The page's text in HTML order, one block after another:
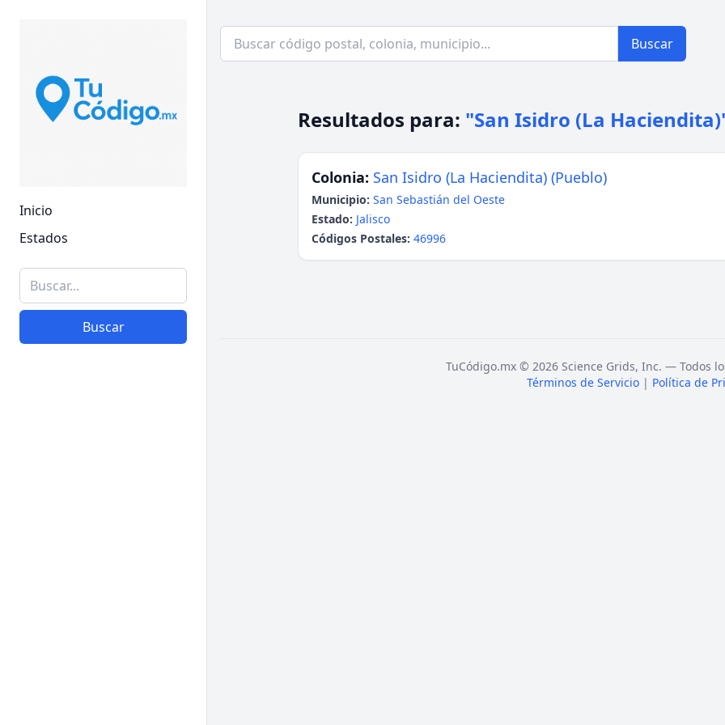
Inicio
Estados
Buscar
Buscar
Resultados para: "San Isidro (La
Colonia: San Isidro (La Haciendita) (Pueblo)
Municipio: San Sebastián del Oeste
Estado: Jalisco
Códigos Postales: 46996
TuCódigo.mx © 2026 Science Grids, Inc. — Todos
Términos de Servicio | Política de